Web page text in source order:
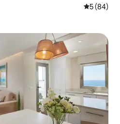
5 (84)